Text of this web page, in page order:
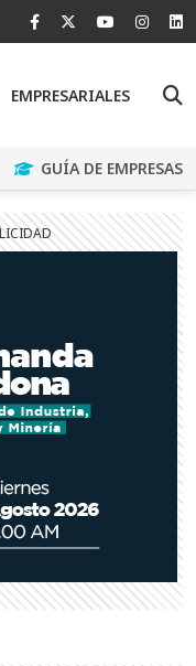
EMPRESARIALES
GUÍA DE EMPRESAS